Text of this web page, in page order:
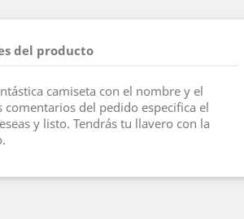
del producto
camiseta con el nombre y el
del pedido especifica el
y listo. Tendrás tu llavero con la